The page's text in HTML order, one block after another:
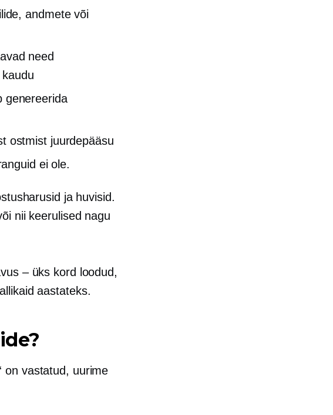
andmete või
need
genereerida
ostmist juurdepääsu
ei ole.
ja huvisid.
nii keerulised nagu
– üks kord loodud,
aastateks.
on vastatud, uurime